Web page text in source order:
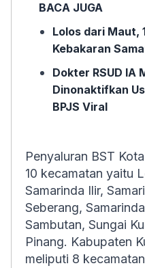
BACA JUGA
Lolos dari Maut,
Kebakaran
Dokter RSUD IA
Dinonaktifkan
BPJS Viral
Penyaluran BST
10 kecamatan yaitu
Samarinda Ilir,
Seberang,
Sambutan, Sungai
Pinang. Kabupaten
meliputi 8